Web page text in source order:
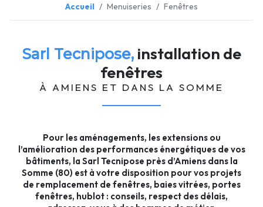
Accueil Menuiseries Fenêtres
Sarl Tecnipose,installation de
fenêtres
À AMIENS ET DANS LA SOMME
Pour les aménagements, les extensions ou
l’amélioration des performances énergétiques de vos
bâtiments, la Sarl Tecnipose près d’Amiens dans la
Somme (80) est à votre disposition pour vos projets
de remplacement de fenêtres, baies vitrées, portes
fenêtres, hublot : conseils, respect des délais,